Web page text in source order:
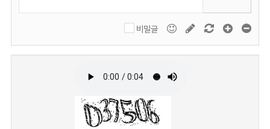
비밀글